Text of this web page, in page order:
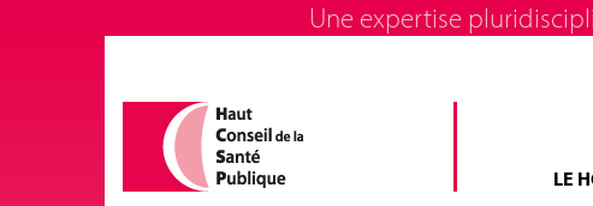
Une expertise
LE